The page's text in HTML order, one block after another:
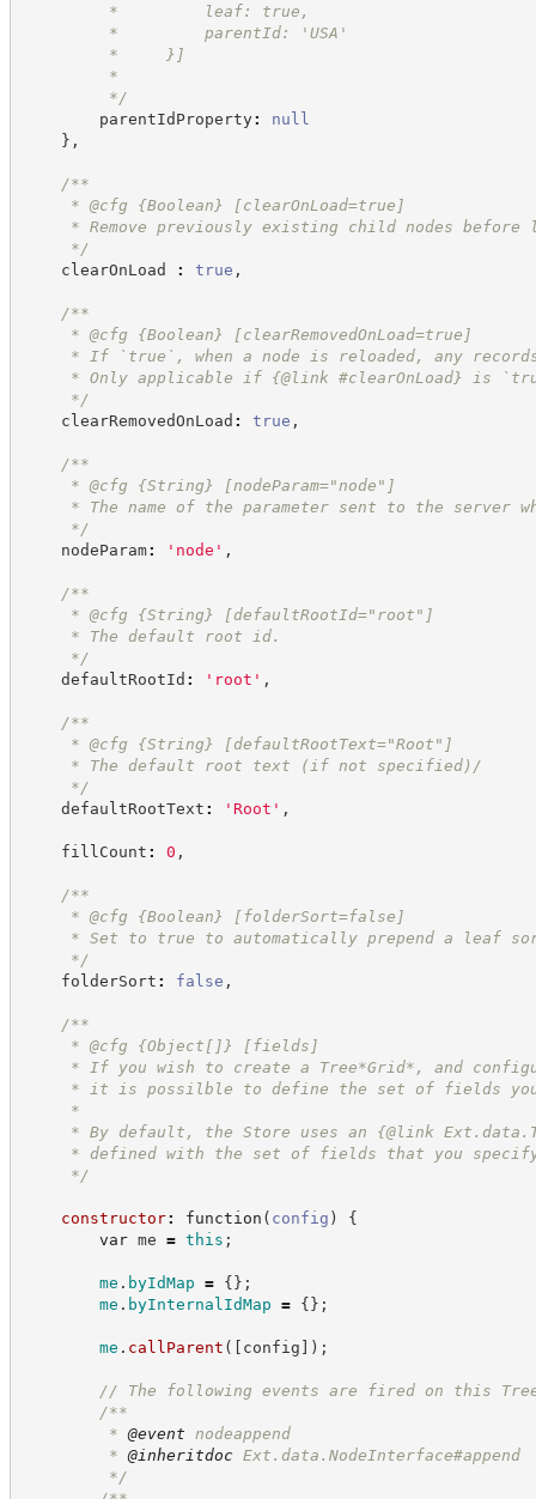
*         leaf: true,
*         parentId: 'USA'
*     }]
*
*/
parentIdProperty:
null
} ,
/**
* @cfg {Boolean} [clearOnLoad=true]
* Remove previously existing child nodes before
*/
clearOnLoad
: true ,
/**
* @cfg {Boolean} [clearRemovedOnLoad=true]
* If `true`, when a node is reloaded, any records
* Only applicable if {@link #clearOnLoad} is
*/
clearRemovedOnLoad : true ,
/**
* @cfg {String} [nodeParam="node"]
* The name of the parameter sent to the server
*/
nodeParam: ' node ' ,
/**
* @cfg {String} [defaultRootId="root"]
* The default root id.
*/
defaultRootId : ' root ' ,
/**
* @cfg {String} [defaultRootText="Root"]
* The default root text (if not specified)/
*/
defaultRootText : ' Root ' ,
fillCount : 0 ,
/**
* @cfg {Boolean} [folderSort=false]
* Set to true to automatically prepend a leaf
*/
folderSort : false ,
/**
* @cfg {Object[]} [fields]
* If you wish to create a Tree*Grid*, and
* it is possilble to define the set of fields you
*
* By default, the Store uses an {@link
* defined with the set of fields that you
*/
constructor: function ( config )
{
var me = this ;
me . byIdMap = {} ;
me . byInternalIdMap = {} ;
me . callParent ( [ config ] ) ;
// The following events are fired on this
/**
* @event nodeappend
* @inheritdoc Ext.data.NodeInterface#append
*/